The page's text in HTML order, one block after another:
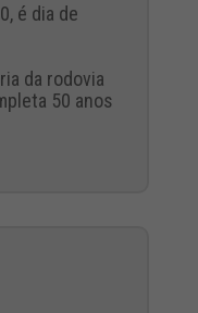
é dia de
da rodovia
50 anos